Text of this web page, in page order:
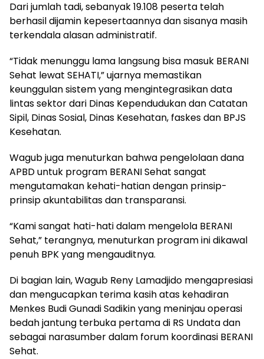
Dari jumlah tadi, sebanyak 19.108 peserta telah
berhasil dijamin kepesertaannya dan sisanya masih
terkendala alasan administratif.
“Tidak menunggu lama langsung bisa masuk BERANI
Sehat lewat SEHATI,” ujarnya memastikan
keunggulan sistem yang mengintegrasikan data
lintas sektor dari Dinas Kependudukan dan Catatan
Sipil, Dinas Sosial, Dinas Kesehatan, faskes dan BPJS
Kesehatan.
Wagub juga menuturkan bahwa pengelolaan dana
APBD untuk program BERANI Sehat sangat
mengutamakan kehati-hatian dengan prinsip-
prinsip akuntabilitas dan transparansi.
“Kami sangat hati-hati dalam mengelola BERANI
Sehat,” terangnya, menuturkan program ini dikawal
penuh BPK yang mengauditnya.
Di bagian lain, Wagub Reny Lamadjido mengapresiasi
dan mengucapkan terima kasih atas kehadiran
Menkes Budi Gunadi Sadikin yang meninjau operasi
bedah jantung terbuka pertama di RS Undata dan
sebagai narasumber dalam forum koordinasi BERANI
Sehat.